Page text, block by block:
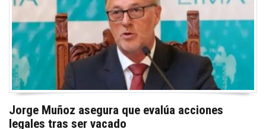
Jorge Muñoz asegura que evalúa acciones
legales tras ser vacado